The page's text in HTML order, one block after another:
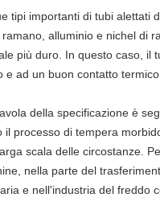
tipi importanti di tubi alettati
alluminio e nichel di
più duro. In questo caso, il
ad un buon contatto termico
della specificazione è
processo di tempera
scala delle circostanze.
nella parte del
e nell'industria del freddo